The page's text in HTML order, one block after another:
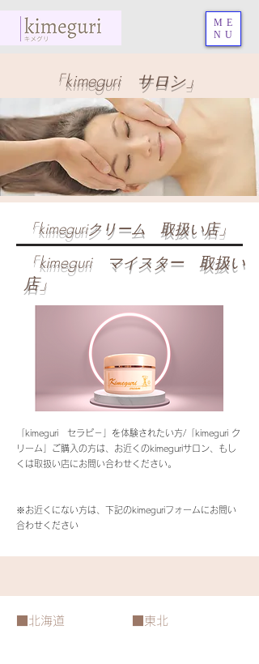
ME
NU
​「kimeguri サロン」
​「kimeguriクリーム 取扱い店」
​「kimeguri マイスター 取扱い
店」
「kimeguri セラピ－」を体験されたい方/「kimeguri ク
リーム」ご購入の方は、お近くのkimeguriサロン、もし
くは取扱い店にお問い合わせください。
​※お近くにない方は、下記のkimeguriフォームにお問い
合わせください
​■北海道 ​■東北